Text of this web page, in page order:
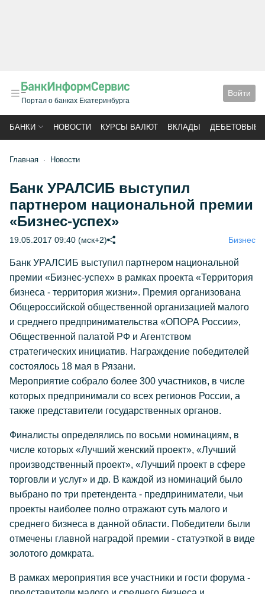
Портал о банках Екатеринбурга
Войти
БАНКИ НОВОСТИ КУРСЫ ВАЛЮТ ВКЛАДЫ ДЕБЕТОВЫЕ
Главная Новости
Банк УРАЛСИБ выступил
партнером национальной премии
«Бизнес-успех»
19.05.2017 09:40 (мск+2) Бизнес
Банк УРАЛСИБ выступил партнером национальной
премии «Бизнес-успех» в рамках проекта «Территория
бизнеса - территория жизни». Премия организована
Общероссийской общественной организацией малого
и среднего предпринимательства «ОПОРА России»,
Общественной палатой РФ и Агентством
стратегических инициатив. Награждение победителей
состоялось 18 мая в Рязани.
Мероприятие собрало более 300 участников, в числе
которых предпринимали со всех регионов России, а
также представители государственных органов.
Финалисты определялись по восьми номинациям, в
числе которых «Лучший женский проект», «Лучший
производственный проект», «Лучший проект в сфере
торговли и услуг» и др. В каждой из номинаций было
выбрано по три претендента - предприниматели, чьи
проекты наиболее полно отражают суть малого и
среднего бизнеса в данной области. Победители были
отмечены главной наградой премии - статуэткой в виде
золотого домкрата.
В рамках мероприятия все участники и гости форума -